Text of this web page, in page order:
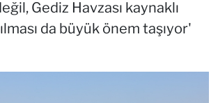
Gediz Havzası kaynaklı
da büyük önem taşıyor'